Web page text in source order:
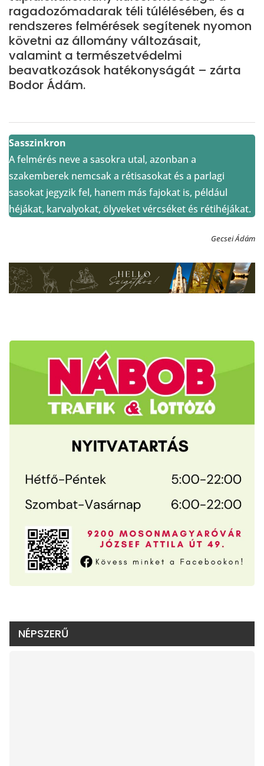
ragadozómadarak téli túlélésében, és a
rendszeres felmérések segítenek nyomon
követni az állomány változásait,
valamint a természetvédelmi
beavatkozások hatékonyságát – zárta
Bodor Ádám.
Sasszinkron
A felmérés neve a sasokra utal, azonban a
szakemberek nemcsak a rétisasokat és a parlagi
sasokat jegyzik fel, hanem más fajokat is, például
héjákat, karvalyokat, ölyveket vércséket és rétihéjákat.
Gecsei Ádám
NÉPSZERŰ